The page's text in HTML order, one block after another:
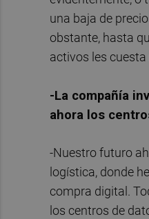
una baja de
obstante, hasta
activos les cuesta
-La compañía
ahora los
-Nuestro futuro
logística, donde
compra digital.
los centros de